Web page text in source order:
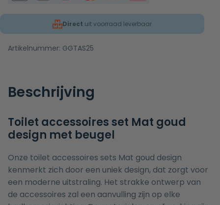
Direct uit voorraad leverbaar
Artikelnummer: GGTAS25
Beschrijving
Toilet accessoires set Mat goud
design met beugel
Onze toilet accessoires sets Mat goud design
kenmerkt zich door een uniek design, dat zorgt voor
een moderne uitstraling. Het strakke ontwerp van
de accessoires zal een aanvulling zijn op elke